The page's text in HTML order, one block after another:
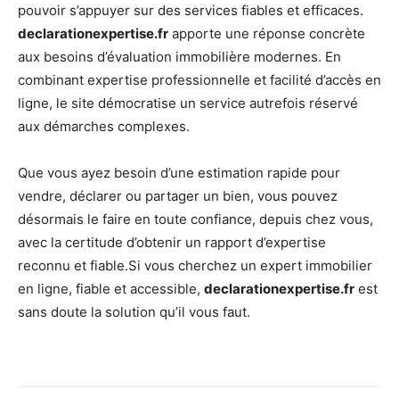
pouvoir s’appuyer sur des services fiables et efficaces.
declarationexpertise.fr apporte une réponse concrète
aux besoins d’évaluation immobilière modernes. En
combinant expertise professionnelle et facilité d’accès en
ligne, le site démocratise un service autrefois réservé
aux démarches complexes.
Que vous ayez besoin d’une estimation rapide pour
vendre, déclarer ou partager un bien, vous pouvez
désormais le faire en toute confiance, depuis chez vous,
avec la certitude d’obtenir un rapport d’expertise
reconnu et fiable.Si vous cherchez un expert immobilier
en ligne, fiable et accessible, declarationexpertise.fr est
sans doute la solution qu’il vous faut.